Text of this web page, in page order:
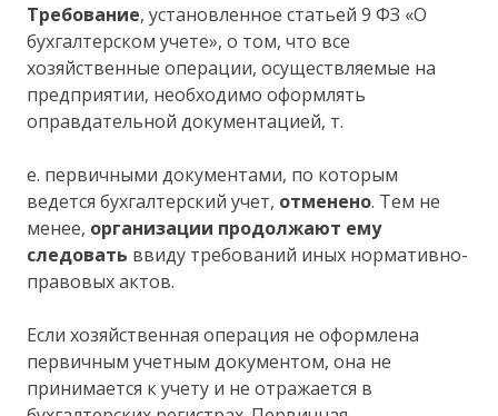
Требование, установленное статьей 9 ФЗ «О
бухгалтерском учете», о том, что все
хозяйственные операции, осуществляемые на
предприятии, необходимо оформлять
оправдательной документацией, т.
е. первичными документами, по которым
ведется бухгалтерский учет, отменено. Тем не
менее, организации продолжают ему
следовать ввиду требований иных нормативно-
правовых актов.
Если хозяйственная операция не оформлена
первичным учетным документом, она не
принимается к учету и не отражается в